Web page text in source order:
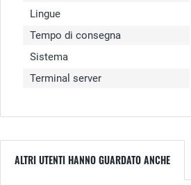
Lingue
Tempo di consegna
Sistema
Terminal server
ALTRI UTENTI HANNO GUARDATO ANCHE